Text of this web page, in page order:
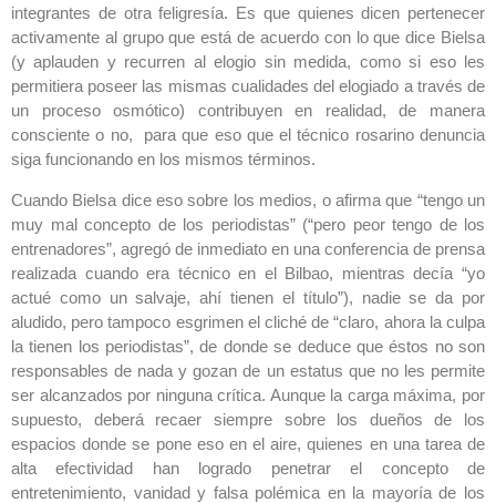
integrantes de otra feligresía. Es que quienes dicen pertenecer
activamente al grupo que está de acuerdo con lo que dice Bielsa
(y aplauden y recurren al elogio sin medida, como si eso les
permitiera poseer las mismas cualidades del elogiado a través de
un proceso osmótico) contribuyen en realidad, de manera
consciente o no, para que eso que el técnico rosarino denuncia
siga funcionando en los mismos términos.
Cuando Bielsa dice eso sobre los medios, o afirma que “tengo un
muy mal concepto de los periodistas” (“pero peor tengo de los
entrenadores”, agregó de inmediato en una conferencia de prensa
realizada cuando era técnico en el Bilbao, mientras decía “yo
actué como un salvaje, ahí tienen el título”), nadie se da por
aludido, pero tampoco esgrimen el cliché de “claro, ahora la culpa
la tienen los periodistas”, de donde se deduce que éstos no son
responsables de nada y gozan de un estatus que no les permite
ser alcanzados por ninguna crítica. Aunque la carga máxima, por
supuesto, deberá recaer siempre sobre los dueños de los
espacios donde se pone eso en el aire, quienes en una tarea de
alta efectividad han logrado penetrar el concepto de
entretenimiento, vanidad y falsa polémica en la mayoría de los